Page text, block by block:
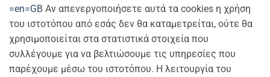
=en=GB Αν απενεργοποιήσετε αυτά τα cookies η χρήση
του ιστοτόπου από εσάς δεν θα καταμετρείται, ούτε θα
χρησιμοποιείται στα στατιστικά στοιχεία που
συλλέγουμε για να βελτιώσουμε τις υπηρεσίες που
παρέχουμε μέσω του ιστοτόπου. Η λειτουργία του